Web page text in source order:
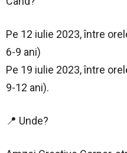
Pe 12 iulie 2023, între
6-9 ani)
Pe 19 iulie 2023, între
9-12 ani).
📍 Unde?